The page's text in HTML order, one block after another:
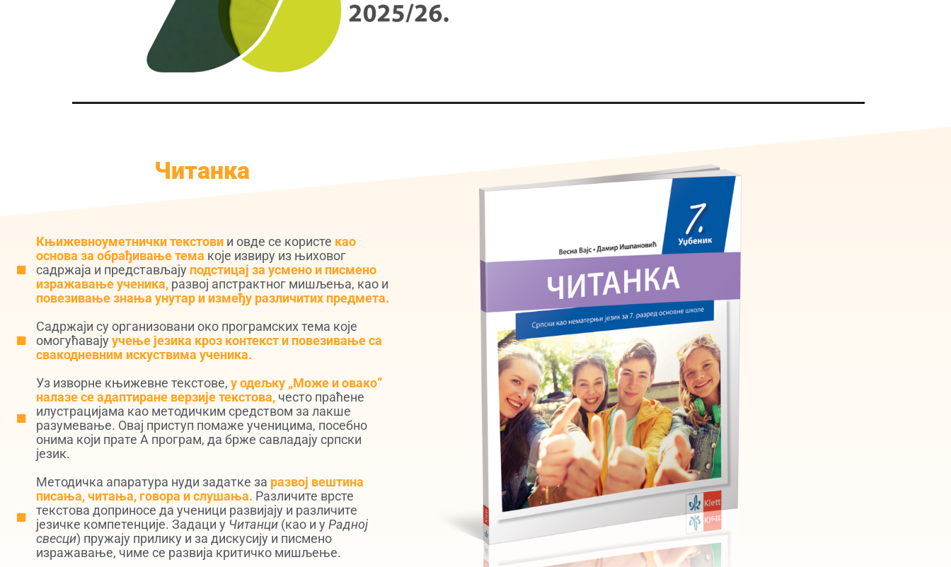
Читанка
Књижевноуметнички текстовии овде се користе као
основа за обрађивање тема које извиру из њиховог
садржаја и представљају подстицај за усмено и писмено
изражавање ученика,развој апстрактног мишљења, као и
повезивање знања унутар и између различитих предмета.
Садржаји су организовани око програмских тема које
омогућавају учење језика кроз контекст и повезивање са
свакодневним искуствима ученика.
Уз изворне књижевне текстове, у одељку „Може и овако”
налазе се адаптиране верзије текстова,често праћене
илустрацијама као методичким средством за лакше
разумевање. Овај приступ помаже ученицима, посебно
онима који прате А програм, да брже савладају српски
језик.
Методичка апаратура нуди задатке за развој вештина
писања, читања, говора и слушања. Различите врсте
текстова доприносе да ученици развијају и различите
језичке компетенције. Задаци у Читанци(као и у Радној
свесци) пружају прилику и за дискусију и писмено
изражавање, чиме се развија критичко мишљење.